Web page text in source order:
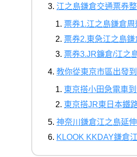
江之島鎌倉交通票券
票券1.江之島鎌倉周
票券2.東急江之島
票券3.JR鐮倉/江之
教你從東京市區出發
東京搭小田急電車
東京搭JR東日本鐵
神奈川鎌倉江之島延
KLOOK KKDAY鎌倉